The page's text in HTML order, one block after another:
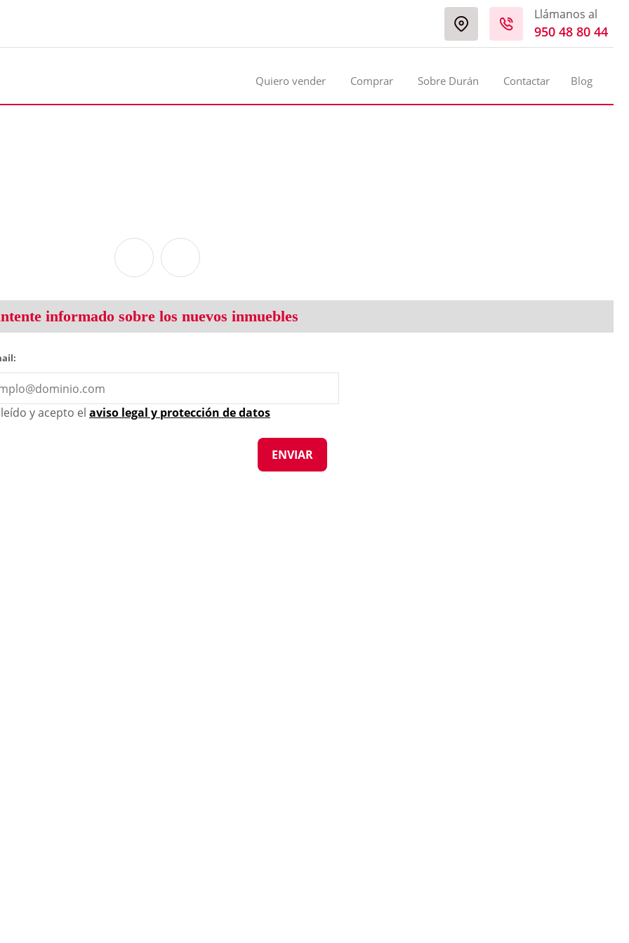
Llámanos al
950 48 80 44
Quiero vender Comprar Sobre Durán Contactar Blog
informado sobre los nuevos inmuebles
y acepto el aviso legal y protección de datos